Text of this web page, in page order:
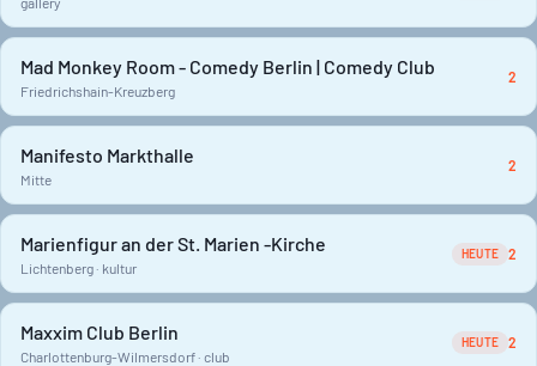
Mad Monkey Room - Comedy Berlin | Comedy Club
Friedrichshain-Kreuzberg
2
Manifesto Markthalle
Mitte
2
Marienfigur an der St. Marien -Kirche
Lichtenberg · kultur
HEUTE 2
Maxxim Club Berlin
Charlottenburg-Wilmersdorf · club
HEUTE 2